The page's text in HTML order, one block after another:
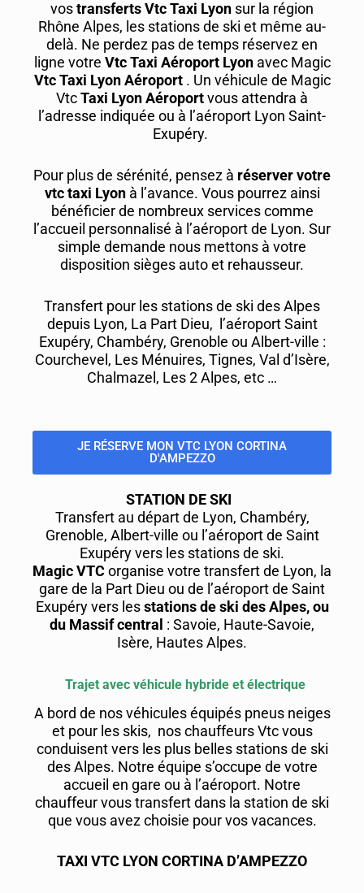
vostransferts Vtc Taxi Lyon sur la région
Rhône Alpes, les stations de ski et même au-
delà. Ne perdez pas de temps réservez en
ligne votre Vtc Taxi Aéroport Lyonavec Magic
Vtc Taxi Lyon Aéroport . Un véhicule de Magic
VtcTaxi Lyon Aéroportvous attendra à
l’adresse indiquée ou à l’aéroport Lyon Saint-
Exupéry.
Pour plus de sérénité, pensez à réserver votre
vtc taxi Lyonà l’avance. Vous pourrez ainsi
bénéficier de nombreux services comme
l’accueil personnalisé à l’aéroport de Lyon. Sur
simple demande nous mettons à votre
disposition sièges auto et rehausseur.
Transfert pour les stations de ski des Alpes
depuis Lyon, La Part Dieu, l’aéroport Saint
Exupéry, Chambéry, Grenoble ou Albert-ville :
Courchevel, Les Ménuires, Tignes, Val d’Isère,
Chalmazel, Les 2 Alpes, etc …
JE RÉSERVE MON VTC LYON CORTINA
D'AMPEZZO
STATION DE SKI
Transfert au départ de Lyon, Chambéry,
Grenoble, Albert-ville ou l’aéroport de Saint
Exupéry vers les stations de ski.
Magic VTCorganise votre transfert de Lyon, la
gare de la Part Dieu ou de l’aéroport de Saint
Exupéry vers lesstations de ski des Alpes, ou
du Massif central : Savoie, Haute-Savoie,
Isère, Hautes Alpes.
Trajet avec véhicule hybride et électrique
A bord de nos véhicules équipés pneus neiges
et pour les skis, nos chauffeurs Vtc vous
conduisent vers les plus belles stations de ski
des Alpes. Notre équipe s’occupe de votre
accueil en gare ou à l’aéroport. Notre
chauffeur vous transfert dans la station de ski
que vous avez choisie pour vos vacances.
TAXI VTC LYON CORTINA D’AMPEZZO